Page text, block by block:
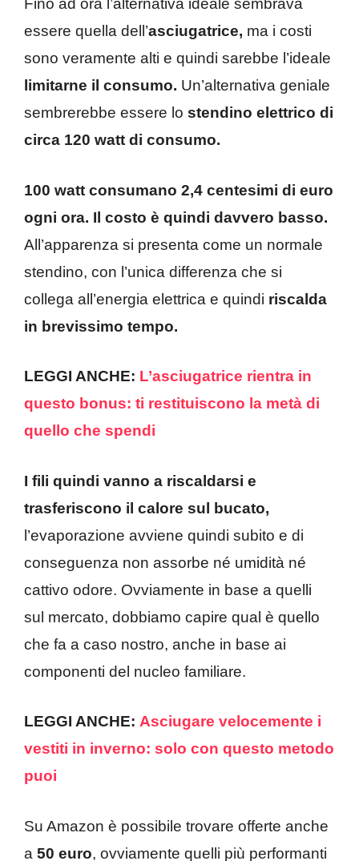
Fino ad ora l’alternativa ideale sembrava
essere quella dell’asciugatrice, ma i costi
sono veramente alti e quindi sarebbe l’ideale
limitarne il consumo. Un’alternativa geniale
sembrerebbe essere lo stendino elettrico di
circa 120 watt di consumo.
100 watt consumano 2,4 centesimi di euro
ogni ora. Il costo è quindi davvero basso.
All’apparenza si presenta come un normale
stendino, con l’unica differenza che si
collega all’energia elettrica e quindi riscalda
in brevissimo tempo.
LEGGI ANCHE: L’asciugatrice rientra in
questo bonus: ti restituiscono la metà di
quello che spendi
I fili quindi vanno a riscaldarsi e
trasferiscono il calore sul bucato,
l’evaporazione avviene quindi subito e di
conseguenza non assorbe né umidità né
cattivo odore. Ovviamente in base a quelli
sul mercato, dobbiamo capire qual è quello
che fa a caso nostro, anche in base ai
componenti del nucleo familiare.
LEGGI ANCHE: Asciugare velocemente i
vestiti in inverno: solo con questo metodo
puoi
Su Amazon è possibile trovare offerte anche
a 50 euro, ovviamente quelli più performanti